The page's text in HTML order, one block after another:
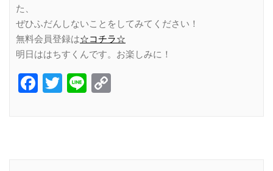
た、
ぜひふだんしないことをしてみてください！
無料会員登録は☆コチラ☆
明日ははちすくんです。お楽しみに！
Facebook
Twitter
Line